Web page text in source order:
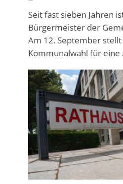
Seit fast sieben Jahren
Bürgermeister der
Am 12. September
Kommunalwahl für eine